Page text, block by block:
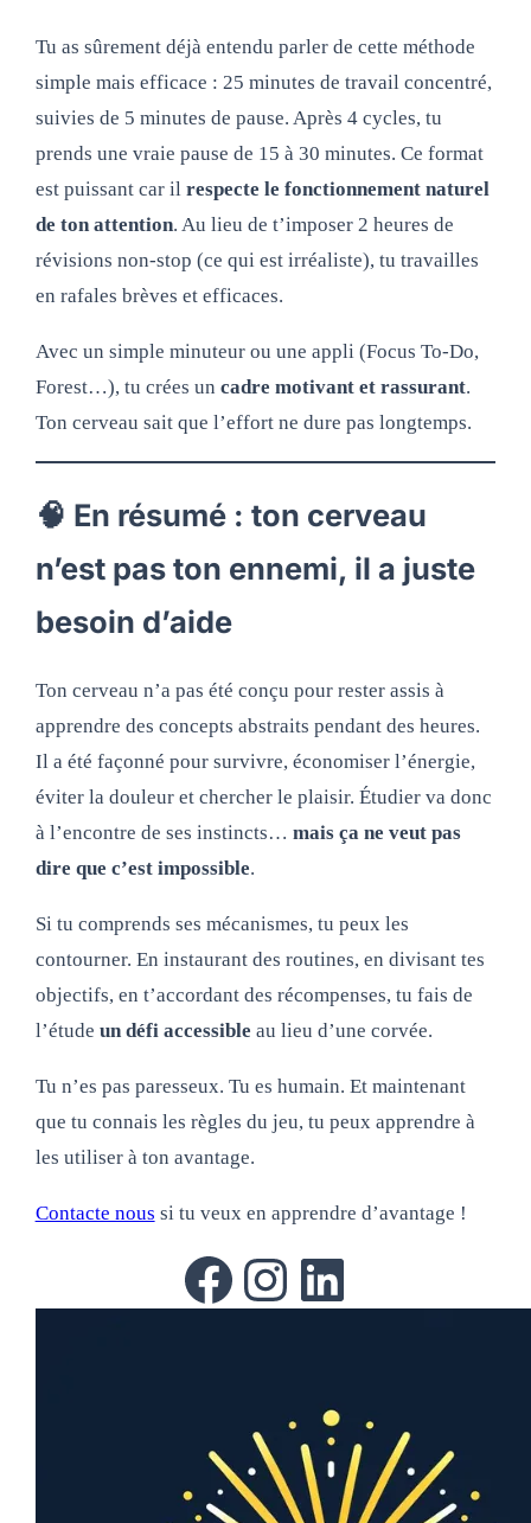
Tu as sûrement déjà entendu parler de cette méthode
simple mais efficace : 25 minutes de travail concentré,
suivies de 5 minutes de pause. Après 4 cycles, tu
prends une vraie pause de 15 à 30 minutes. Ce format
est puissant car il respecte le fonctionnement naturel
de ton attention. Au lieu de t’imposer 2 heures de
révisions non-stop (ce qui est irréaliste), tu travailles
en rafales brèves et efficaces.
Avec un simple minuteur ou une appli (Focus To-Do,
Forest…), tu crées un cadre motivant et rassurant.
Ton cerveau sait que l’effort ne dure pas longtemps.
🧠 En résumé : ton cerveau
n’est pas ton ennemi, il a juste
besoin d’aide
Ton cerveau n’a pas été conçu pour rester assis à
apprendre des concepts abstraits pendant des heures.
Il a été façonné pour survivre, économiser l’énergie,
éviter la douleur et chercher le plaisir. Étudier va donc
à l’encontre de ses instincts… mais ça ne veut pas
dire que c’est impossible.
Si tu comprends ses mécanismes, tu peux les
contourner. En instaurant des routines, en divisant tes
objectifs, en t’accordant des récompenses, tu fais de
l’étude un défi accessible au lieu d’une corvée.
Tu n’es pas paresseux. Tu es humain. Et maintenant
que tu connais les règles du jeu, tu peux apprendre à
les utiliser à ton avantage.
Contacte nous si tu veux en apprendre d’avantage !
Facebook
Instagram
LinkedIn